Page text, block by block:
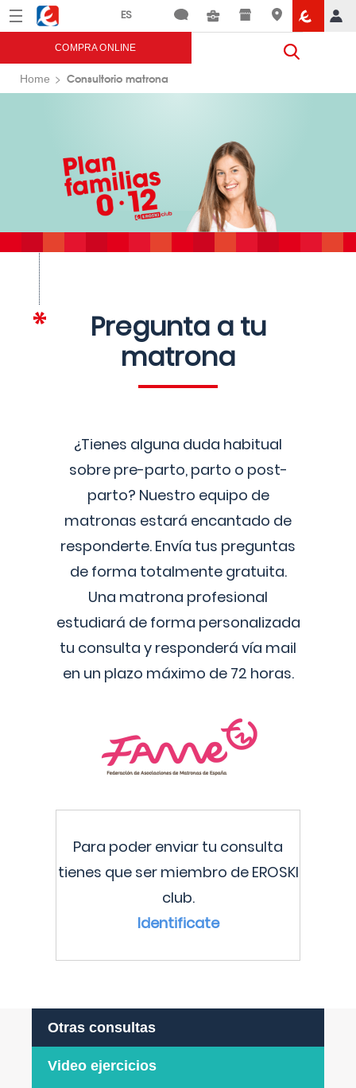
Menú Eroski
COMPRA ONLINE
Home Consultorio matrona
Pregunta a tu
matrona
¿Tienes alguna duda habitual
sobre pre-parto, parto o post-
parto? Nuestro equipo de
matronas estará encantado de
responderte. Envía tus preguntas
de forma totalmente gratuita.
Una matrona profesional
estudiará de forma personalizada
tu consulta y responderá vía mail
en un plazo máximo de 72 horas.
Para poder enviar tu consulta
tienes que ser miembro de EROSKI
club.
Identificate
Otras consultas
Video ejercicios